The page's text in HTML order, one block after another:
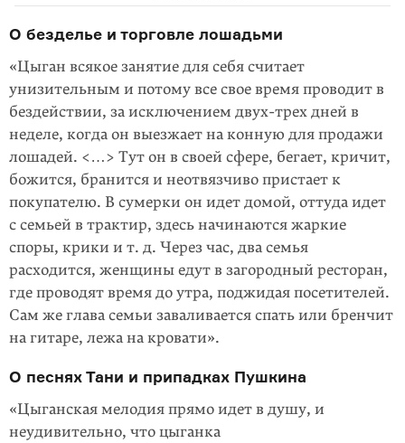
О безделье и торговле лошадьми
«Цыган всякое занятие для себя считает
унизительным и потому все свое время проводит в
бездействии, за исключением двух-трех дней в
неделе, когда он выезжает на конную для продажи
лошадей. <…> Тут он в своей сфере, бегает, кричит,
божится, бранится и неотвязчиво пристает к
покупателю. В сумерки он идет домой, оттуда идет
с семьей в трактир, здесь начинаются жаркие
споры, крики и т. д. Через час, два семья
расходится, женщины едут в загородный ресторан,
где проводят время до утра, поджидая посетителей.
Сам же глава семьи заваливается спать или бренчит
на гитаре, лежа на кровати».
О песнях Тани и припадках Пушкина
«Цыганская мелодия прямо идет в душу, и
неудивительно, что цыганка